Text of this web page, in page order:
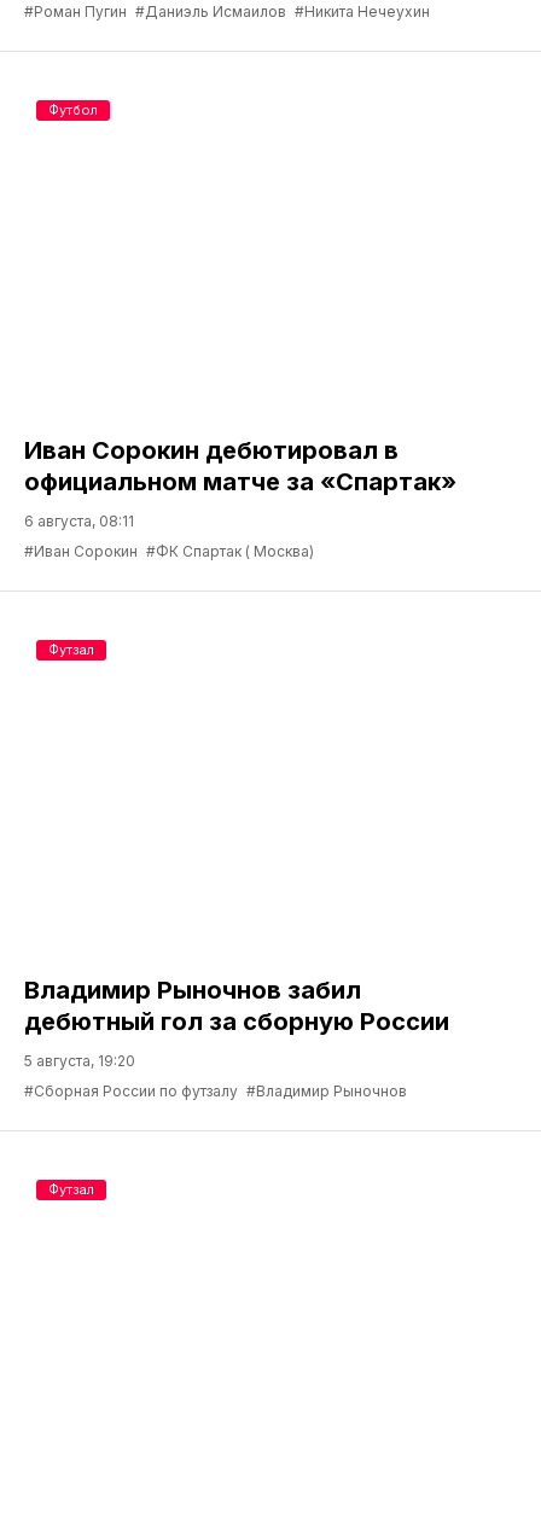
#Роман Пугин #Даниэль Исмаилов #Никита Нечеухин
Иван Сорокин дебютировал в
официальном матче за «Спартак»
6 августа, 08:11
#Иван Сорокин #ФК Спартак ( Москва)
Футбол
Владимир Рыночнов забил
дебютный гол за сборную России
5 августа, 19:20
#Сборная России по футзалу #Владимир Рыночнов
Футзал
Футзал